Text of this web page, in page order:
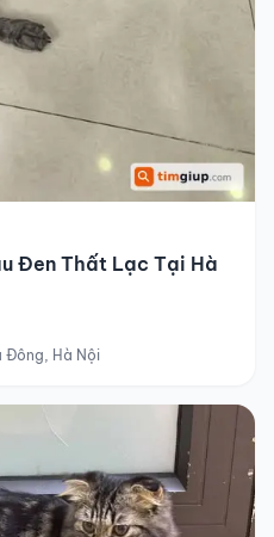
Đen Thất Lạc Tại Hà
Đông, Hà Nội